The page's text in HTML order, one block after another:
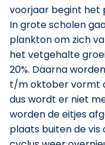
voorjaar begint het
In grote scholen
plankton om zich
het vetgehalte
20%. Daarna
t/m oktober vormt
dus wordt er niet
worden de eitjes
plaats buiten de vis